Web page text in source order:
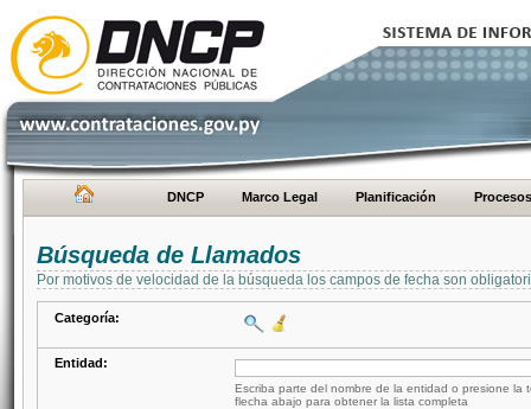
DNCP Marco Legal Planificación Procesos
Búsqueda de Llamados
Por motivos de velocidad de la búsqueda los campos de fecha son
Categoría:
Entidad:
Escriba parte del nombre de la entidad o presione la
flecha abajo para obtener la lista completa